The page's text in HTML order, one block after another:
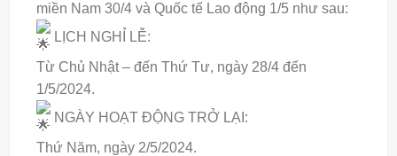
miền Nam 30/4 và Quốc tế Lao động 1/5 như sau:
LỊCH NGHỈ LỄ:
Từ Chủ Nhật – đến Thứ Tư, ngày 28/4 đến
1/5/2024.
NGÀY HOẠT ĐỘNG TRỞ LẠI:
Thứ Năm, ngày 2/5/2024.